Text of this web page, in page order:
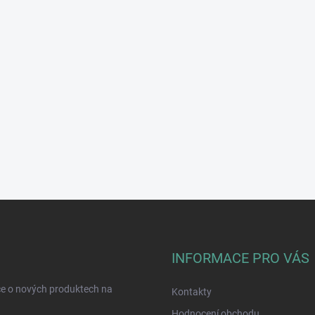
o nových produktech na
INFORMACE PRO VÁS
Kontakty